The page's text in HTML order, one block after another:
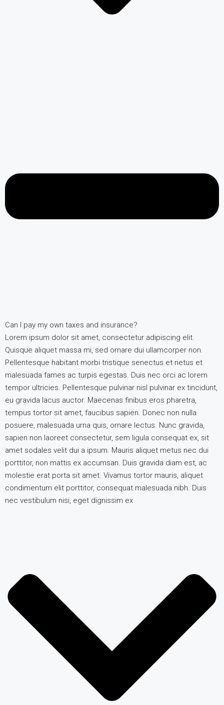
Can I pay my own taxes and insurance?
Lorem ipsum dolor sit amet, consectetur adipiscing elit.
Quisque aliquet massa mi, sed ornare dui ullamcorper non.
Pellentesque habitant morbi tristique senectus et netus et
malesuada fames ac turpis egestas. Duis nec orci ac lorem
tempor ultricies. Pellentesque pulvinar nisl pulvinar ex tincidunt,
eu gravida lacus auctor. Maecenas finibus eros pharetra,
tempus tortor sit amet, faucibus sapien. Donec non nulla
posuere, malesuada urna quis, ornare lectus. Nunc gravida,
sapien non laoreet consectetur, sem ligula consequat ex, sit
amet sodales velit dui a ipsum. Mauris aliquet metus nec dui
porttitor, non mattis ex accumsan. Duis gravida diam est, ac
molestie erat porta sit amet. Vivamus tortor mauris, aliquet
condimentum elit porttitor, consequat malesuada nibh. Duis
nec vestibulum nisi, eget dignissim ex